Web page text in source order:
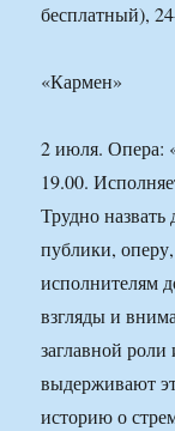
бесплатный),
«Кармен»
2 июля. Опера:
19.00.
Трудно
публики,
исполнителям
взгляды и
заглавной
выдерживают
историю о